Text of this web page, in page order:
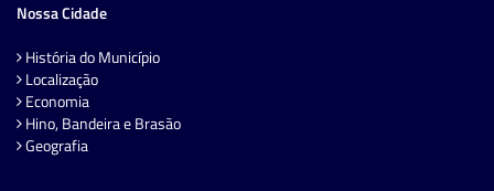
Nossa Cidade
História do Município
Localização
Economia
Hino, Bandeira e Brasão
Geografia